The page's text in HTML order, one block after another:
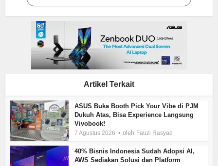
Artikel Terkait
ASUS Buka Booth Pick Your Vibe di PJM
Dukuh Atas, Bisa Experience Langsung
Vivobook!
7 Agustus 2026 oleh Fauzi Rasyad
40% Bisnis Indonesia Sudah Adopsi AI,
AWS Sediakan Solusi dan Platform